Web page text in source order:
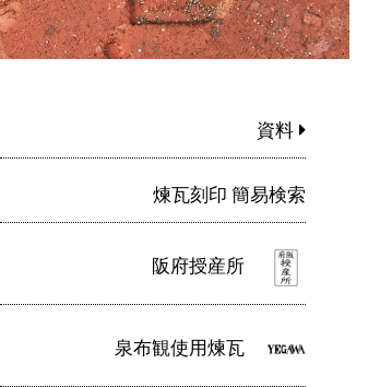
資料
煉瓦刻印 簡易検索
阪府授産所
泉布観使用煉瓦